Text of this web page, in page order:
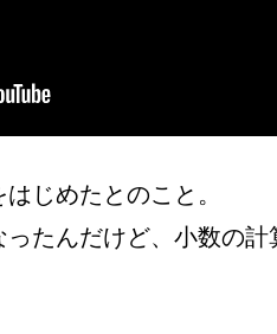
じめたとのこと。
たんだけど、小数の